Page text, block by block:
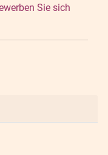
Sie sich